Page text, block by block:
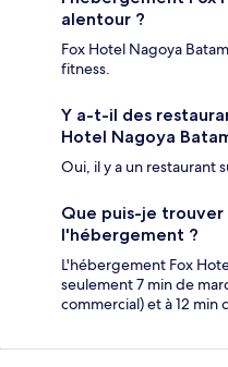
alentour ?
Fox Hotel Nagoya
fitness.
Y a-t-il des
Hotel Nagoya
Oui, il y a un restaurant
Que puis-je trouver
l'hébergement ?
L'hébergement Fox
seulement 7 min de
commercial) et à 12 min